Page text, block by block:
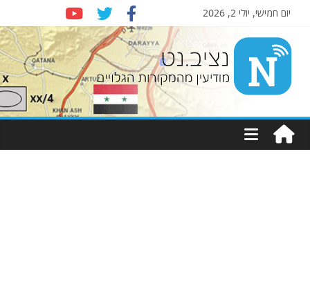
יום חמישי, יולי 2, 2026
Nziv.net
מודיעין
מהמקורות